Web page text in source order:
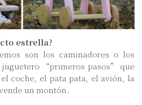
estrella?
son los caminadores o los
“primeros pasos” que
coche, el pata pata, el avión, la
un montón.